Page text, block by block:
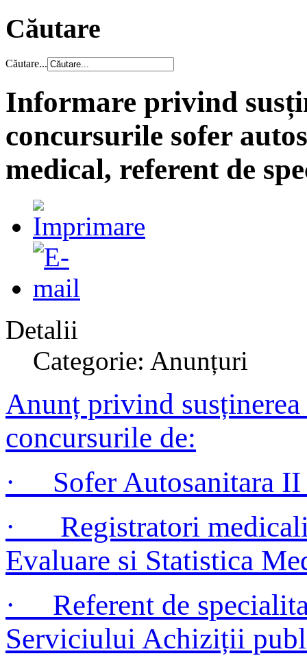
Căutare
Căutare...
Informare privind
concursurile sofer
medical, referent de
Detalii
Categorie: Anunțuri
Anunț privind
concursurile de:
· Sofer Autosanitara II
· Registratori
Evaluare si Statistica
· Referent de
Serviciului Achiziții